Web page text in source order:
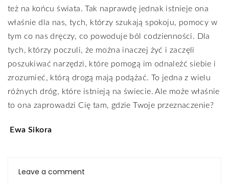
też na końcu świata. Tak naprawdę jednak istnieje ona
właśnie dla nas, tych, którzy szukają spokoju, pomocy w
tym co nas dręczy, co powoduje ból codzienności. Dla
tych, którzy poczuli, że można inaczej żyć i zaczęli
poszukiwać narzędzi, które pomogą im odnaleźć siebie i
zrozumieć, którą drogą mają podążać. To jedna z wielu
różnych dróg, które istnieją na świecie. Ale może właśnie
to ona zaprowadzi Cię tam, gdzie Twoje przeznaczenie?
Ewa Sikora
Leave a comment